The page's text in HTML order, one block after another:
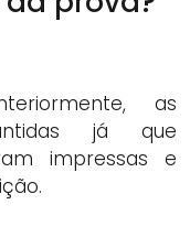
as
já que
impressas e